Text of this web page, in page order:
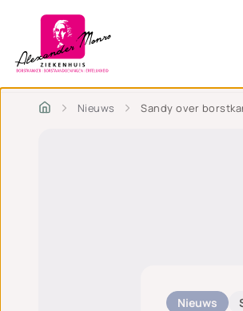
Nieuws Sandy over
Nieuws